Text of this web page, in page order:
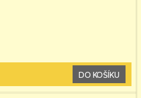
DO KOŠÍKU